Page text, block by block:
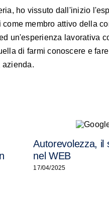
ho vissuto dall'inizio
come membro attivo della
un'esperienza lavorativa
di farmi conoscere e
azienda.
Autorevolezza, il
nel WEB
17/04/2025